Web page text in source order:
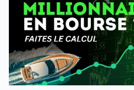
placement.